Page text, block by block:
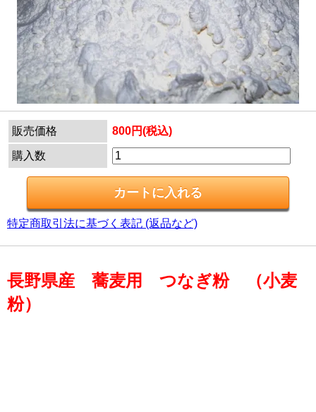
販売価格 800円(税込)
購入数
特定商取引法に基づく表記 (返品など)
長野県産 蕎麦用 つなぎ粉 （小麦
粉）